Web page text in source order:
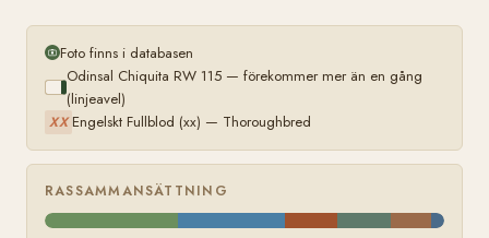
Foto finns i databasen
Odinsal Chiquita RW 115 — förekommer mer än en gång
(linjeavel)
XX Engelskt Fullblod (xx) — Thoroughbred
RASSAMMANSÄTTNING